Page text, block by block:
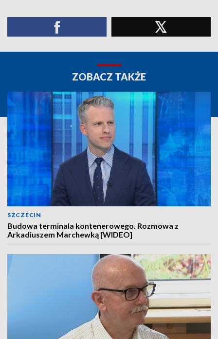
ZOBACZ TAKŻE
SZCZECIN
Budowa terminala kontenerowego. Rozmowa z
Arkadiuszem Marchewką [WIDEO]